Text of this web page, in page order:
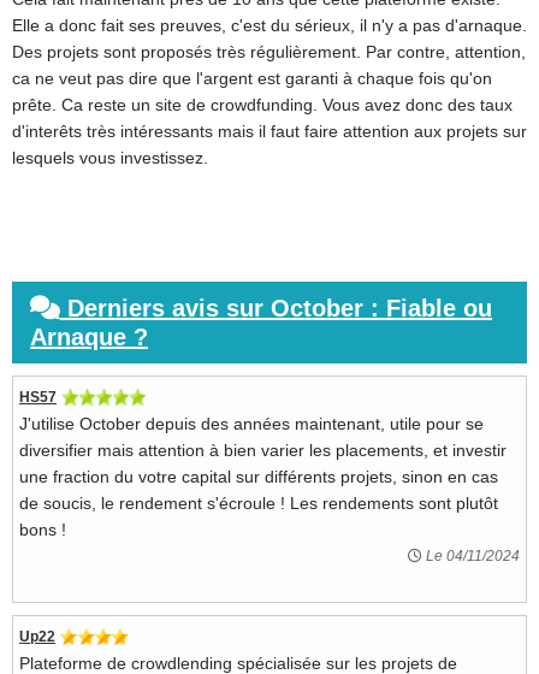
Elle a donc fait ses preuves, c'est du sérieux, il n'y a pas d'arnaque.
Des projets sont proposés très régulièrement. Par contre, attention,
ca ne veut pas dire que l'argent est garanti à chaque fois qu'on
prête. Ca reste un site de crowdfunding. Vous avez donc des taux
d'interêts très intéressants mais il faut faire attention aux projets sur
lesquels vous investissez.
Derniers avis sur October : Fiable ou
Arnaque ?
HS57
J'utilise October depuis des années maintenant, utile pour se
diversifier mais attention à bien varier les placements, et investir
une fraction du votre capital sur différents projets, sinon en cas
de soucis, le rendement s'écroule ! Les rendements sont plutôt
bons !
Le 04/11/2024
Up22
Plateforme de crowdlending spécialisée sur les projets de